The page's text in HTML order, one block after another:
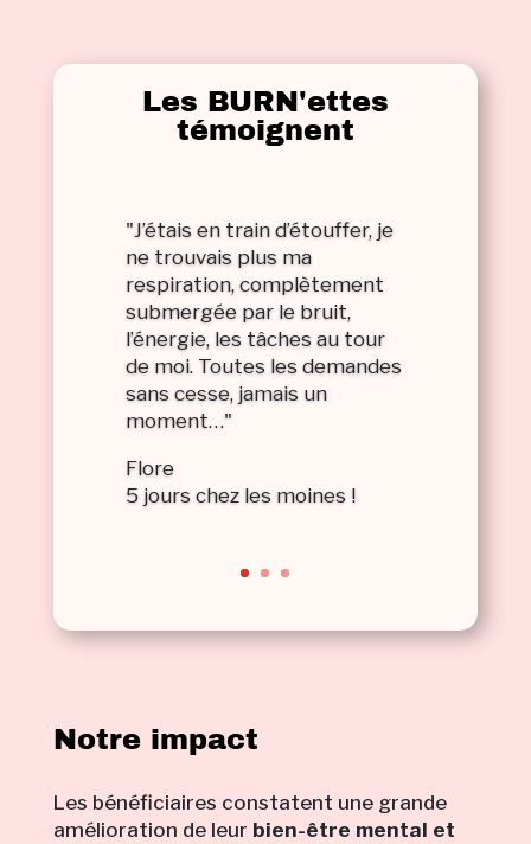
Les BURN'ettes
témoignent
"J’étais en train d’étouffer, je
ne trouvais plus ma
respiration, complètement
submergée par le bruit,
l’énergie, les tâches au tour
de moi. Toutes les demandes
sans cesse, jamais un
moment…"
Flore
5 jours chez les moines !
Notre impact
Les bénéficiaires constatent une grande
amélioration de leur bien-être mental et